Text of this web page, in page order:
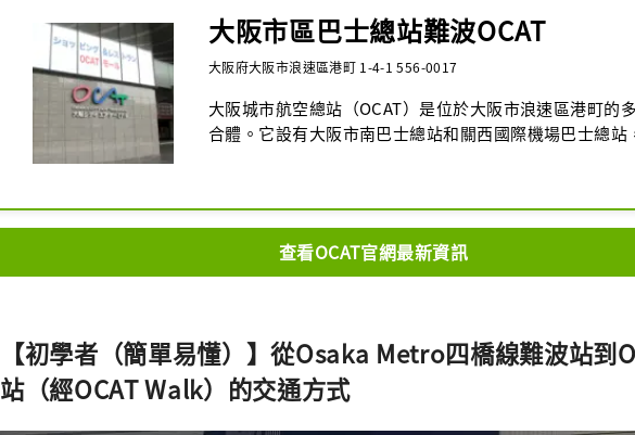
大阪市區巴士總站難波OCAT
大阪府大阪市浪速區港町 1-4-1 556-0017
大阪城市航空總站（OCAT）是位於大阪市浪速區港町的
合體。它設有大阪市南巴士總站和關西國際機場巴士總站
和交流的場所。
查看OCAT官網最新資訊
【初學者（簡單易懂）】從Osaka Metro四橋線難波站到
站（經OCAT Walk）的交通方式